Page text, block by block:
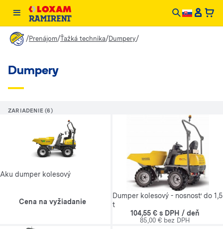
/Prenájom/Ťažká technika/Dumpery/
Dumpery
ZARIADENIE (6)
Aku dumper kolesový
Cena na vyžiadanie
Dumper kolesový - nosnosť do 1,5
t
104,55 € s DPH / deň
85,00 € bez DPH